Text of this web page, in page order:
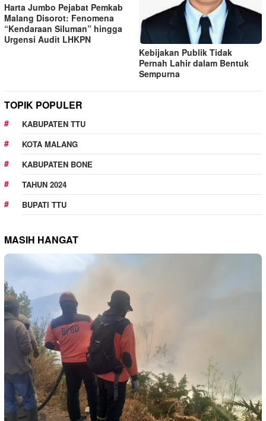
Harta Jumbo Pejabat Pemkab
Malang Disorot: Fenomena
“Kendaraan Siluman” hingga
Urgensi Audit LHKPN
Kebijakan Publik Tidak
Pernah Lahir dalam Bentuk
Sempurna
TOPIK POPULER
KABUPATEN TTU
KOTA MALANG
KABUPATEN BONE
TAHUN 2024
BUPATI TTU
MASIH HANGAT